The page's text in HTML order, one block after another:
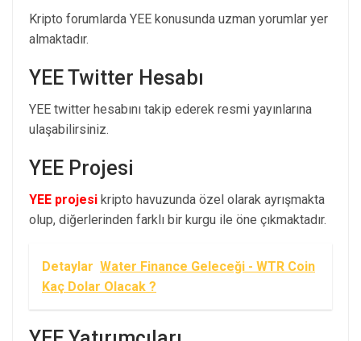
Kripto forumlarda YEE konusunda uzman yorumlar yer
almaktadır.
YEE Twitter Hesabı
YEE twitter hesabını takip ederek resmi yayınlarına
ulaşabilirsiniz.
YEE Projesi
YEE projesi kripto havuzunda özel olarak ayrışmakta
olup, diğerlerinden farklı bir kurgu ile öne çıkmaktadır.
Detaylar Water Finance Geleceği - WTR Coin
Kaç Dolar Olacak ?